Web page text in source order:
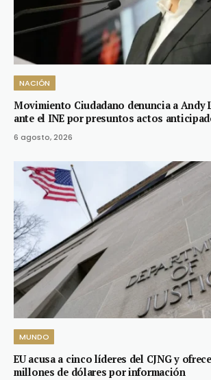
NACIÓN
Movimiento Ciudadano denuncia a Andy
ante el INE por presuntos actos
6 agosto, 2026
MUNDO
EU acusa a cinco líderes del CJNG y
millones de dólares por información